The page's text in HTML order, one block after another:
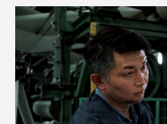
本品に使われているのは、高
されるランクのシルク。繊維
さまざまな基準をクリアした
大量生産品は、同じ力・スピ
するところ、“起毛の匠”は回
かめながら、納得のいくまで
ング（毛先のカット）を繰り